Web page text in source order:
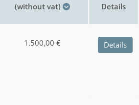
(without vat)
Details
1.500,00 € Details